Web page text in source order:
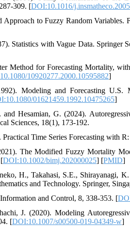
309. [DOI:10.1016/
to Fuzzy Random Variables.
Statistics with Vague Data. Springer
Method for Forecasting Mortality,
10920277.2000.10595882]
Modeling and Forecasting U.S.
01621459.1992.10475265]
Hesamian, G. (2024).
Sciences, 18(1), 173-192.
Time Series Forecasting with
The Modified Fuzzy Mortality
DOI:10.1002/bimj.202000025] [PMID]
H., Takahasi, S.E., Shirayanagi,
and Technology. Springer,
and Control, 8, 338-353. [
J. (2020). Modeling
[DOI:10.1007/s00500-019-04349-w]